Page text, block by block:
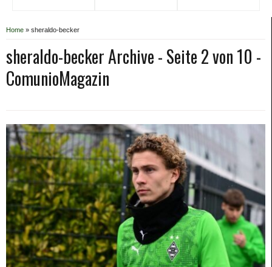
Home » sheraldo-becker
sheraldo-becker Archive - Seite 2 von 10 -
ComunioMagazin